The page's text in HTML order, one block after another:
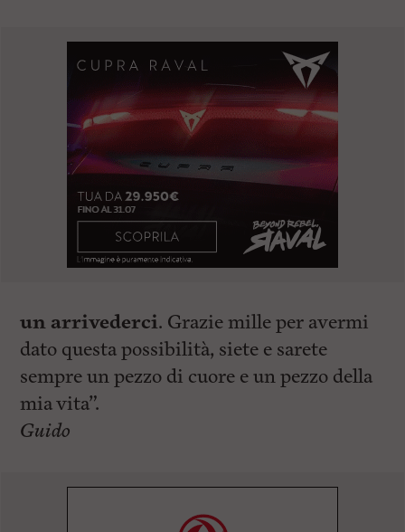
un arrivederci. Grazie mille per avermi
dato questa possibilità, siete e sarete
sempre un pezzo di cuore e un pezzo della
mia vita”.
Guido